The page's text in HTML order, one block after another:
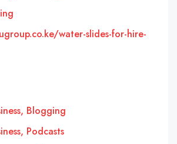
water-slides-for-hire-
Blogging
Podcasts